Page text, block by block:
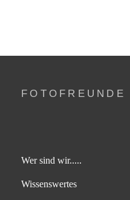
Wer sind wir.....
Wissenswertes